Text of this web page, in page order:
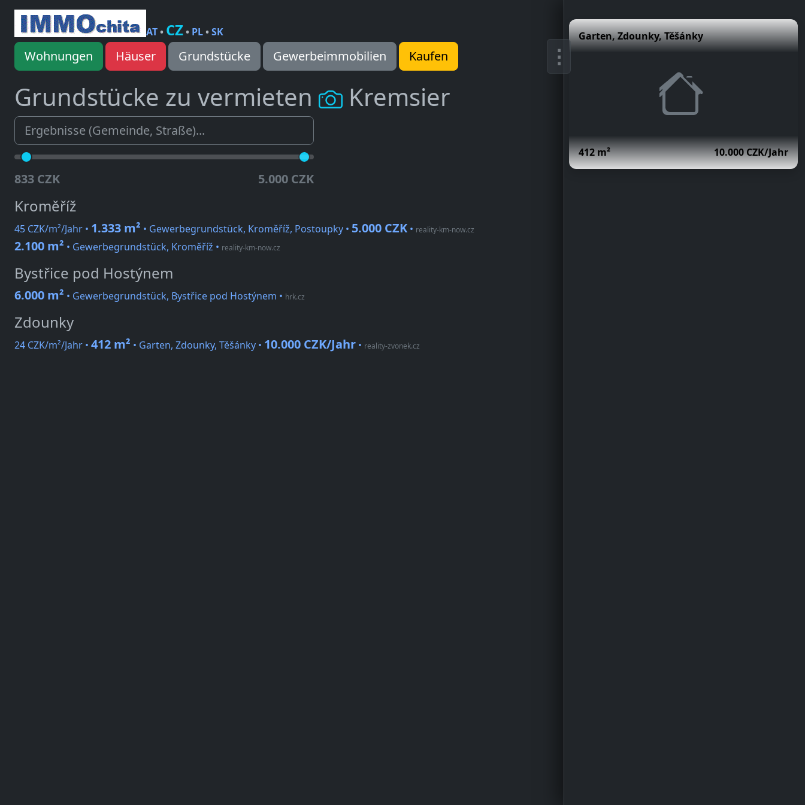
AT• CZ• PL•SK
Wohnungen Häuser Grundstücke Gewerbeimmobilien Kaufen
Grundstücke zu vermieten Kremsier
833 CZK 5.000 CZK
Kroměříž
45 CZK/m²/Jahr • 1.333 m² • Gewerbegrundstück, Kroměříž, Postoupky • 5.000 CZK • reality-km-now.cz
2.100 m² • Gewerbegrundstück, Kroměříž • reality-km-now.cz
Bystřice pod Hostýnem
6.000 m² • Gewerbegrundstück, Bystřice pod Hostýnem • hrk.cz
Zdounky
24 CZK/m²/Jahr • 412 m² • Garten, Zdounky, Těšánky • 10.000 CZK/Jahr • reality-zvonek.cz